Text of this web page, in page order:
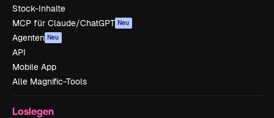
Stock-Inhalte
MCP für Claude/ChatGPT Neu
Agenten Neu
API
Mobile App
Alle Magnific-Tools
Loslegen